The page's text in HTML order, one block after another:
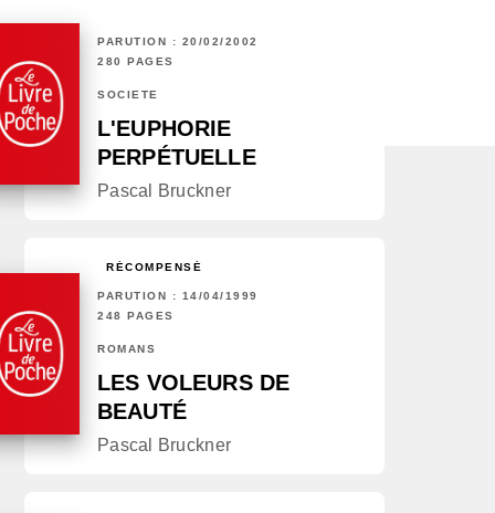
PARUTION : 20/02/2002
280 PAGES
SOCIÉTÉ
L'EUPHORIE
PERPÉTUELLE
Pascal Bruckner
RÉCOMPENSÉ
PARUTION : 14/04/1999
248 PAGES
ROMANS
LES VOLEURS DE
BEAUTÉ
Pascal Bruckner